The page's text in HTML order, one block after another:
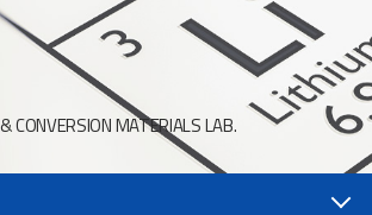
CONVERSION MATERIALS LAB.